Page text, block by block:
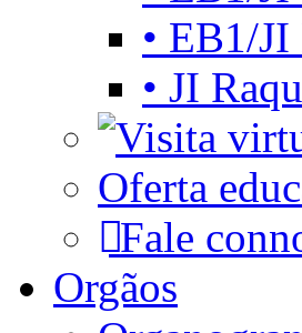
• EB1/
• JI
Oferta
Fale
Orgãos